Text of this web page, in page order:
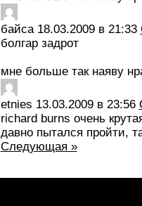
байса 18.03.2009 в 21:33
болгар задрот
мне больше так наяву
etnies 13.03.2009 в 23:56
richard burns очень
давно пытался пройти,
Следующая »